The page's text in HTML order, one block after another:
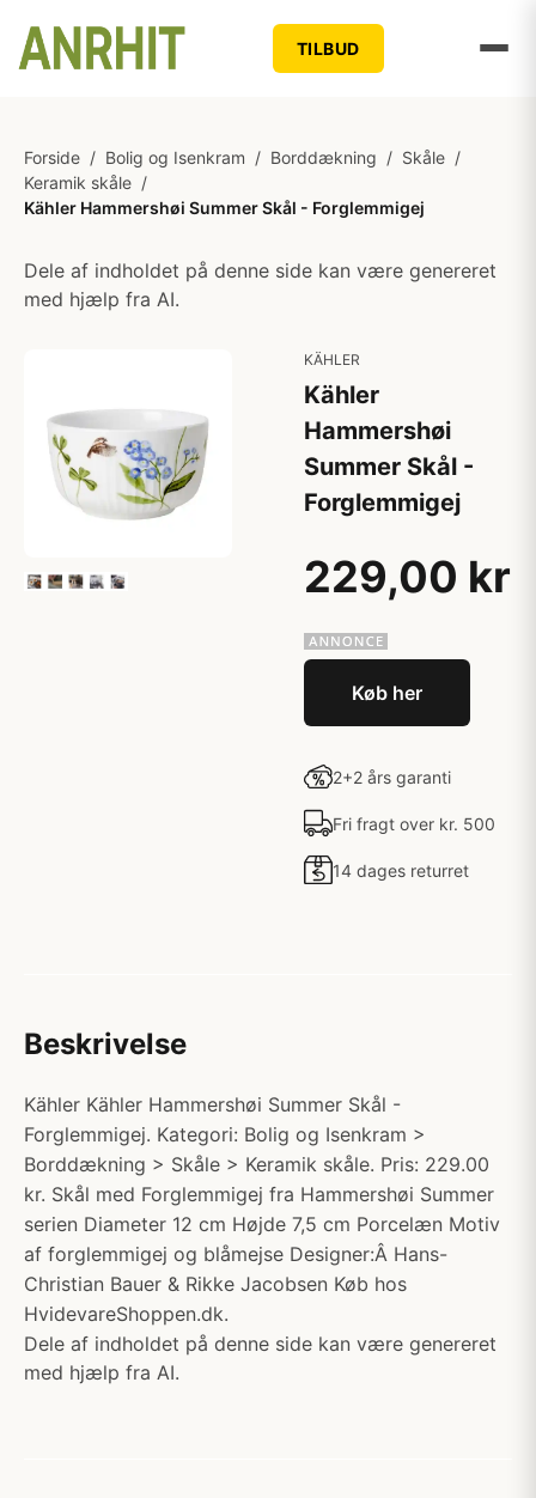
TILBUD
Forside / Bolig og Isenkram / Borddækning / Skåle /
Keramik skåle /
Kähler Hammershøi Summer Skål - Forglemmigej
Dele af indholdet på denne side kan være genereret
med hjælp fra AI.
KÄHLER
Kähler
Hammershøi
Summer Skål -
Forglemmigej
229,00 kr
Køb her
2+2 års garanti
Fri fragt over kr. 500
14 dages returret
Beskrivelse
Kähler Kähler Hammershøi Summer Skål -
Forglemmigej. Kategori: Bolig og Isenkram >
Borddækning > Skåle > Keramik skåle. Pris: 229.00
kr. Skål med Forglemmigej fra Hammershøi Summer
serien Diameter 12 cm Højde 7,5 cm Porcelæn Motiv
af forglemmigej og blåmejse Designer:Â Hans-
Christian Bauer & Rikke Jacobsen Køb hos
HvidevareShoppen.dk.
Dele af indholdet på denne side kan være genereret
med hjælp fra AI.